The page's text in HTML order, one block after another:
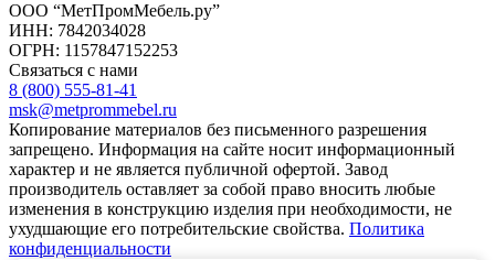
ООО “МетПромМебель.ру”
ИНН: 7842034028
ОГРН: 1157847152253
Связаться с нами
8 (800) 555-81-41
msk@metprommebel.ru
Копирование материалов без письменного разрешения
запрещено. Информация на сайте носит информационный
характер и не является публичной офертой. Завод
производитель оставляет за собой право вносить любые
изменения в конструкцию изделия при необходимости, не
ухудшающие его потребительские свойства. Политика
конфиденциальности